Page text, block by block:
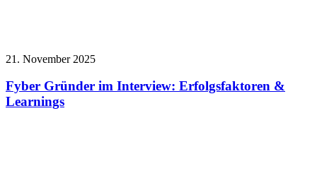
21. November 2025
Fyber Gründer im Interview: Erfolgsfaktoren &
Learnings